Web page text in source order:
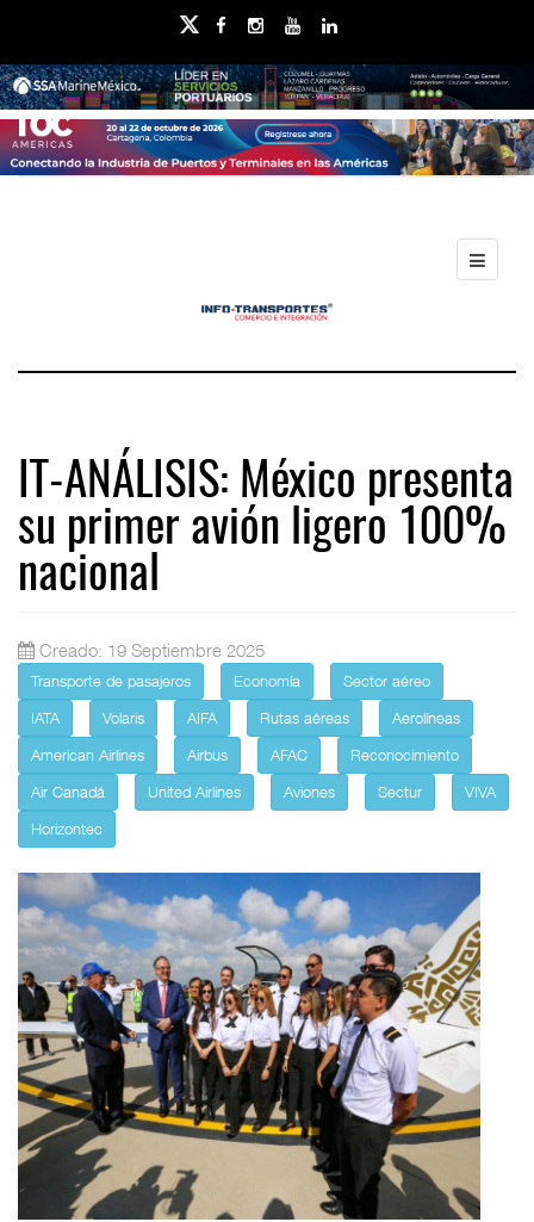
IT-ANÁLISIS: México presenta
su primer avión ligero 100%
nacional
Creado: 19 Septiembre 2025
Transporte de pasajeros Economía
Sector aéreo
IATA
Volaris AIFA Rutas aéreas
Aerolíneas
American Airlines
Airbus AFAC
Reconocimiento
Air Canadá
United Airlines Aviones Sectur
VIVA
Horizontec